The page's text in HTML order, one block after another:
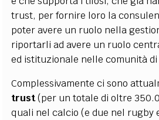
trust, per fornire loro la
poter avere un ruolo nella
riportarli ad avere un ruolo
ed istituzionale nelle comunità
Complessivamente ci sono
trust(per un totale di oltre
quali nel calcio (e due nel rugby